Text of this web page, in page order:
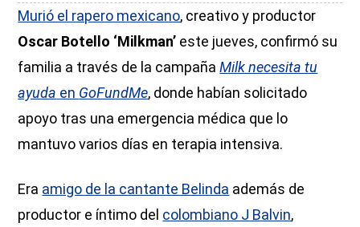
Murió el rapero mexicano, creativo y productor
Oscar Botello ‘Milkman’ este jueves, confirmó su
familia a través de la campañaMilk necesita tu
ayuda en GoFundMe, donde habían solicitado
apoyo tras una emergencia médica que lo
mantuvo varios días en terapia intensiva.
Era amigo de la cantante Belinda además de
productor e íntimo del colombiano J Balvin,